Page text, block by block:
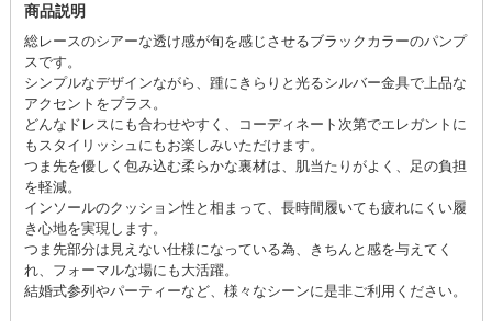
商品説明
総レースのシアーな透け感が旬を感じさせるブラックカラーのパンプ
スです。
シンプルなデザインながら、踵にきらりと光るシルバー金具で上品な
アクセントをプラス。
どんなドレスにも合わせやすく、コーディネート次第でエレガントに
もスタイリッシュにもお楽しみいただけます。
つま先を優しく包み込む柔らかな裏材は、肌当たりがよく、足の負担
を軽減。
インソールのクッション性と相まって、長時間履いても疲れにくい履
き心地を実現します。
つま先部分は見えない仕様になっている為、きちんと感を与えてく
れ、フォーマルな場にも大活躍。
結婚式参列やパーティーなど、様々なシーンに是非ご利用ください。